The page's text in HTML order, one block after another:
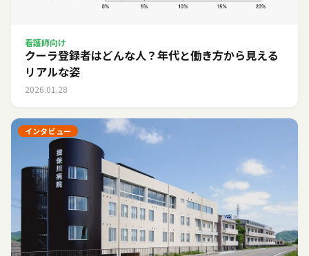
看護師向け
クーラ登録者はどんな人？年代と働き方から見える
リアルな姿
2026.01.28
インタビュー